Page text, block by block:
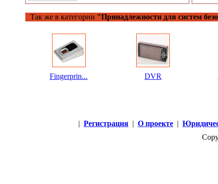
Так же в категории "Принадлежности для систем
Fingerprin... DVR
| Регистрация | О проекте |